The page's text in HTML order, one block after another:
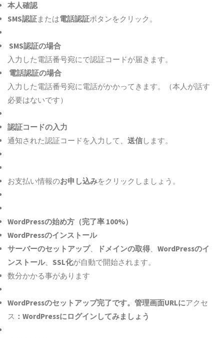
本人確認
SMS認証または電話認証ボタンをクリック。
SMS認証の場合
入力した電話番号宛にで認証コードが届きます。
電話認証の場合
入力した電話番号宛に電話がかかってきます。（本人が話す
必要はないです）
認証コードの入力
通知された認証コードを入力して、送信します。
お支払い情報のお申し込みをクリックしましょう。
WordPressの始め方（完了率 100%）
WordPressのインストール
サーバーのセットアップ、 ドメインの取得、WordPressのイ
ンストール、 SSL化が自動で開始されます。
数分かかる事があります
WordPressのセットアップ完了です。管理画面URLにアクセ
ス ：WordPressにログインしてみましょう